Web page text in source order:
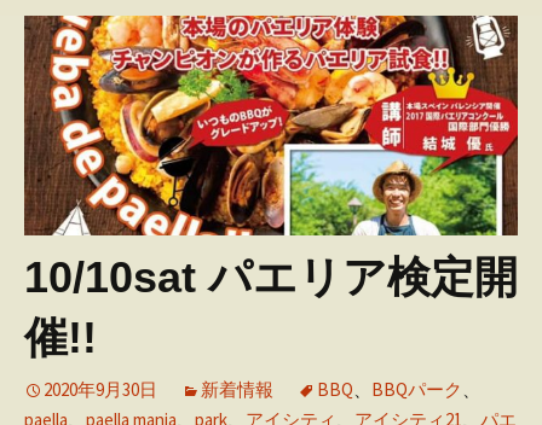
へ
ス
キ
ッ
プ
10/10sat パエリア検定開
催!!
2020年9月30日 新着情報 BBQ、 BBQパーク 、
paella、 paella mania、 park、 アイシティ 、 アイシティ21、 パエ